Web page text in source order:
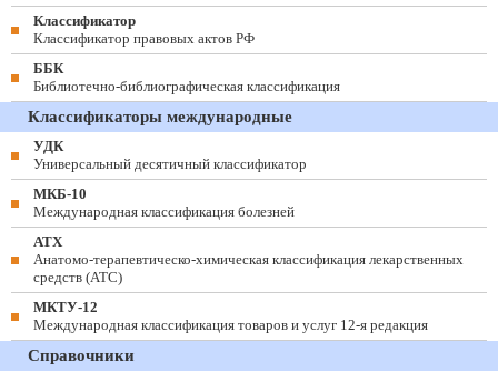
Классификатор
Классификатор правовых актов РФ
ББК
Библиотечно-библиографическая классификация
Классификаторы международные
УДК
Универсальный десятичный классификатор
МКБ-10
Международная классификация болезней
АТХ
Анатомо-терапевтическо-химическая классификация лекарственных
средств (ATC)
МКТУ-12
Международная классификация товаров и услуг 12-я редакция
Справочники